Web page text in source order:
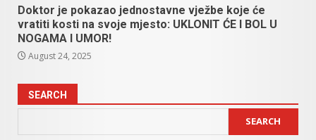
Doktor je pokazao jednostavne vježbe koje će
vratiti kosti na svoje mjesto: UKLONIT ĆE I BOL U
NOGAMA I UMOR!
August 24, 2025
SEARCH
SEARCH